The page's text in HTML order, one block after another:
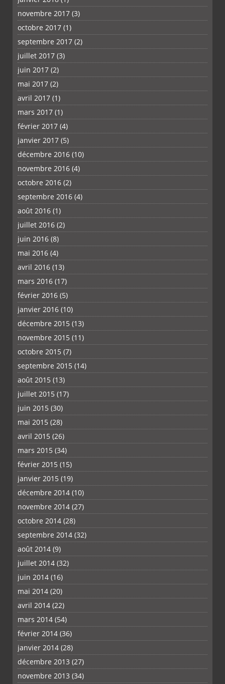
novembre 2017 (3)
octobre 2017 (1)
septembre 2017 (2)
juillet 2017 (3)
juin 2017 (2)
mai 2017 (2)
avril 2017 (1)
mars 2017 (1)
février 2017 (4)
janvier 2017 (5)
décembre 2016 (10)
novembre 2016 (4)
octobre 2016 (2)
septembre 2016 (4)
août 2016 (1)
juillet 2016 (2)
juin 2016 (8)
mai 2016 (4)
avril 2016 (13)
mars 2016 (17)
février 2016 (5)
janvier 2016 (10)
décembre 2015 (13)
novembre 2015 (11)
octobre 2015 (7)
septembre 2015 (14)
août 2015 (13)
juillet 2015 (17)
juin 2015 (30)
mai 2015 (28)
avril 2015 (26)
mars 2015 (34)
février 2015 (15)
janvier 2015 (19)
décembre 2014 (10)
novembre 2014 (27)
octobre 2014 (28)
septembre 2014 (32)
août 2014 (9)
juillet 2014 (32)
juin 2014 (16)
mai 2014 (20)
avril 2014 (22)
mars 2014 (54)
février 2014 (36)
janvier 2014 (28)
décembre 2013 (27)
novembre 2013 (34)